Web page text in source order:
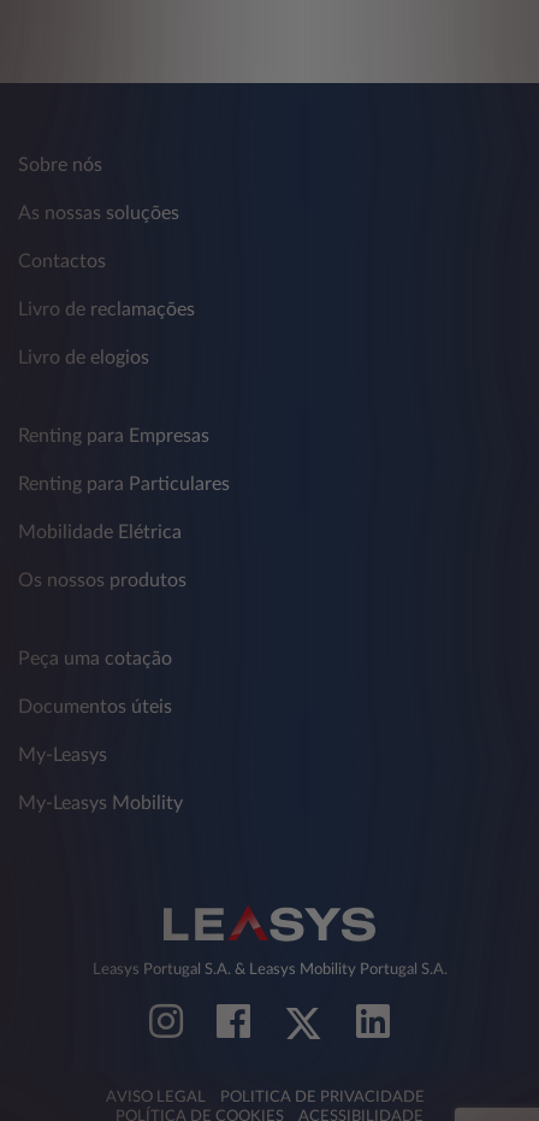
Sobre nós
As nossas soluções
Contactos
Livro de reclamações
Livro de elogios
Renting para Empresas
Renting para Particulares
Mobilidade Elétrica
Os nossos produtos
Peça uma cotação
Documentos úteis
My-Leasys
My-Leasys Mobility
Leasys Portugal S.A. & Leasys Mobility Portugal S.A.
AVISO LEGAL
POLITICA DE PRIVACIDADE
POLÍTICA DE COOKIES
ACESSIBILIDADE